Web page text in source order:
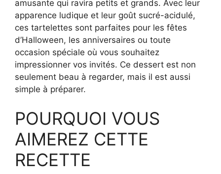
amusante qui ravira petits et grands. Avec leur
apparence ludique et leur goût sucré-acidulé,
ces tartelettes sont parfaites pour les fêtes
d’Halloween, les anniversaires ou toute
occasion spéciale où vous souhaitez
impressionner vos invités. Ce dessert est non
seulement beau à regarder, mais il est aussi
simple à préparer.
POURQUOI VOUS
AIMEREZ CETTE
RECETTE